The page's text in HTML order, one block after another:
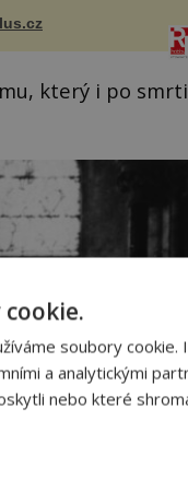
Dnes
který i po smrti
soubory cookie.
a analytickými
nebo které